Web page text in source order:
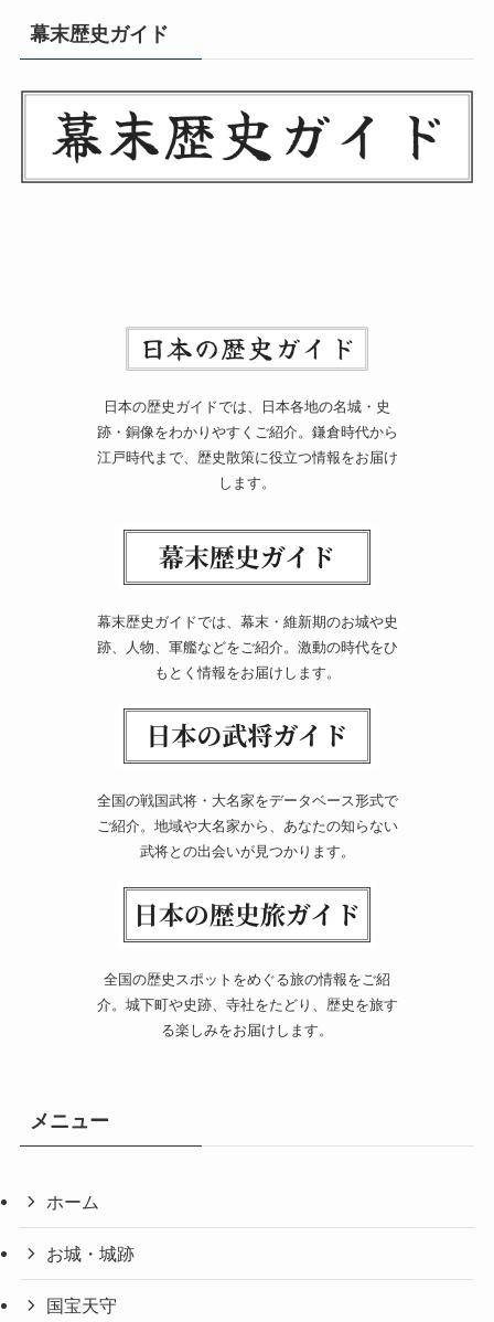
幕末歴史ガイド
日本の歴史ガイドでは、日本各地の名城・史
跡・銅像をわかりやすくご紹介。鎌倉時代から
江戸時代まで、歴史散策に役立つ情報をお届け
します。
幕末歴史ガイドでは、幕末・維新期のお城や史
跡、人物、軍艦などをご紹介。激動の時代をひ
もとく情報をお届けします。
全国の戦国武将・大名家をデータベース形式で
ご紹介。地域や大名家から、あなたの知らない
武将との出会いが見つかります。
全国の歴史スポットをめぐる旅の情報をご紹
介。城下町や史跡、寺社をたどり、歴史を旅す
る楽しみをお届けします。
メニュー
ホーム
お城・城跡
国宝天守